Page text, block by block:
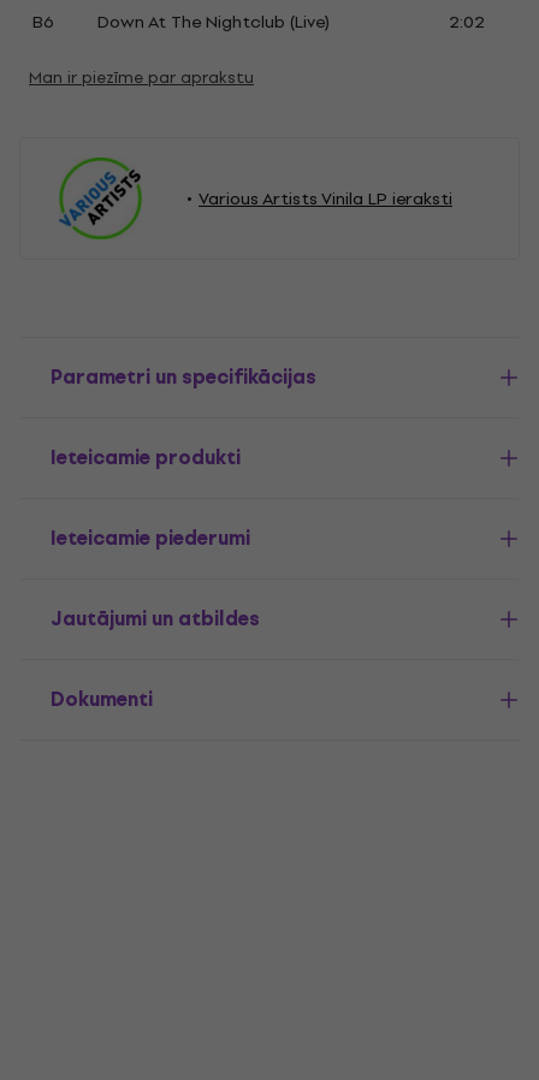
B6 Down At The Nightclub (Live) 2:02
Man ir piezīme par aprakstu
Various Artists Vinila LP ieraksti
Parametri un specifikācijas
Ieteicamie produkti
Ieteicamie piederumi
Jautājumi un atbildes
Dokumenti